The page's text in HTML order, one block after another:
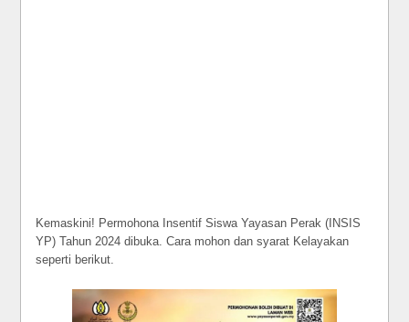
Kemaskini! Permohona Insentif Siswa Yayasan Perak (INSIS
YP) Tahun 2024 dibuka. Cara mohon dan syarat Kelayakan
seperti berikut.